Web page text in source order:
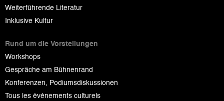
Weiterführende Literatur
Inklusive Kultur
Rund um die Vorstellungen
Workshops
Gespräche am Bühnenrand
Konferenzen, Podiumsdiskussionen
Tous les événements culturels